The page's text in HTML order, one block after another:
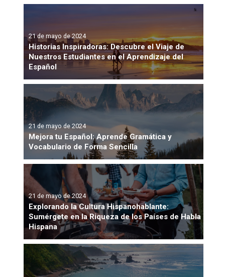
21 de mayo de 2024
Historias Inspiradoras: Descubre el Viaje de
Nuestros Estudiantes en el Aprendizaje del
Español
21 de mayo de 2024
Mejora tu Español: Aprende Gramática y
Vocabulario de Forma Sencilla
21 de mayo de 2024
Explorando la Cultura Hispanohablante:
Sumérgete en la Riqueza de los Países de Habla
Hispana